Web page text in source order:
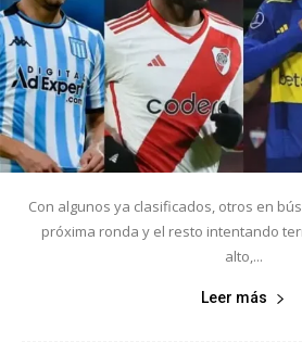
Con algunos ya clasificados, otros en
próxima ronda y el resto intentando
alto,...
Leer más